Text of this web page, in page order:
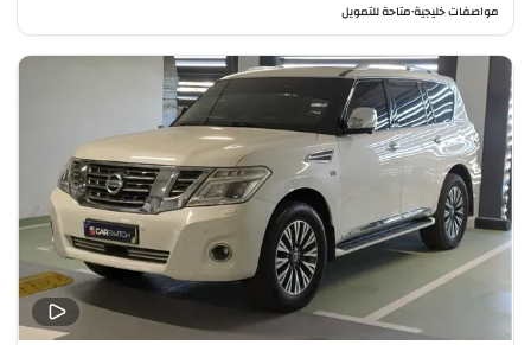
مواصفات خليجية•متاحة للتمويل